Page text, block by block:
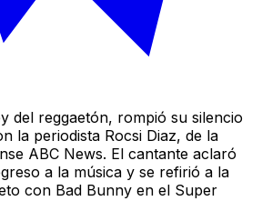
del reggaetón, rompió su silencio
la periodista Rocsi Diaz, de la
ABC News. El cantante aclaró
a la música y se refirió a la
con Bad Bunny en el Super